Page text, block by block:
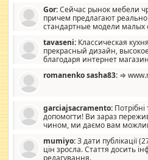
Gor:Сейчас рынок мебели
причем предлагают
стандартные модели малых
стандартные формы, в MebelOk,
со вкусом все в порядке, без
мебель, а это не последний фактор.
tavaseni: Классическая
прекрасный дизайн,
благодаря интернет
romanenko sasha83: ⇒
garciajsacramento:
допомогти! Ви зараз
чином, ми даємо вам
допомагати людям, які
заслуговує на другий шанс, і,
mumiyo:З дати публікації
цін зросла. Стаття досить
редагування.